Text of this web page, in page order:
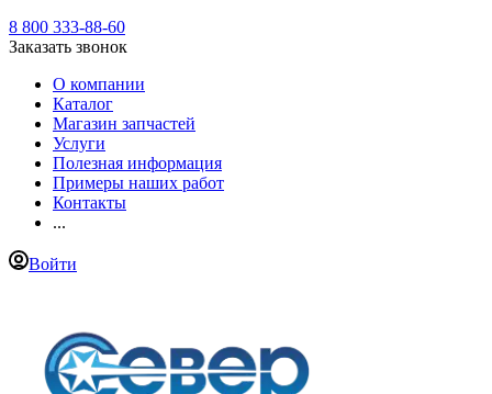
8 800 333-88-60
Заказать звонок
О компании
Каталог
Магазин запчастей
Услуги
Полезная информация
Примеры наших работ
Контакты
...
Войти